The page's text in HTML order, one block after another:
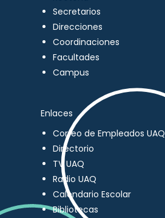
Secretarios
Direcciones
Coordinaciones
Facultades
Campus
Enlaces
Correo de Empleados UAQ
Directorio
TV UAQ
Radio UAQ
Calendario Escolar
Bibliotecas